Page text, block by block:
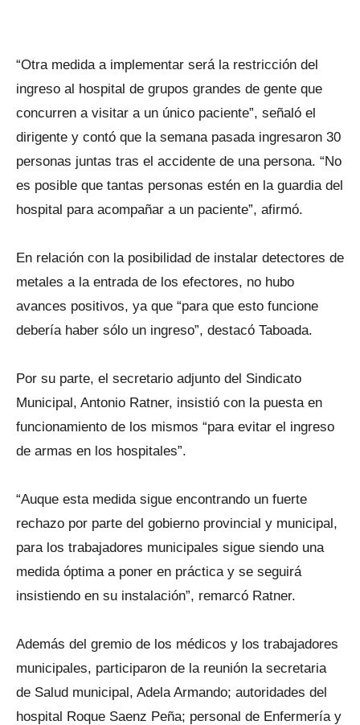
“Otra medida a implementar será la restricción del
ingreso al hospital de grupos grandes de gente que
concurren a visitar a un único paciente”, señaló el
dirigente y contó que la semana pasada ingresaron 30
personas juntas tras el accidente de una persona. “No
es posible que tantas personas estén en la guardia del
hospital para acompañar a un paciente”, afirmó.
En relación con la posibilidad de instalar detectores de
metales a la entrada de los efectores, no hubo
avances positivos, ya que “para que esto funcione
debería haber sólo un ingreso”, destacó Taboada.
Por su parte, el secretario adjunto del Sindicato
Municipal, Antonio Ratner, insistió con la puesta en
funcionamiento de los mismos “para evitar el ingreso
de armas en los hospitales”.
“Auque esta medida sigue encontrando un fuerte
rechazo por parte del gobierno provincial y municipal,
para los trabajadores municipales sigue siendo una
medida óptima a poner en práctica y se seguirá
insistiendo en su instalación”, remarcó Ratner.
Además del gremio de los médicos y los trabajadores
municipales, participaron de la reunión la secretaria
de Salud municipal, Adela Armando; autoridades del
hospital Roque Saenz Peña; personal de Enfermería y